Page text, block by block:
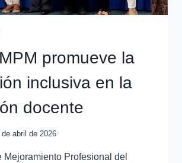
promueve la
inclusiva en la
docente
de abril de 2026
Mejoramiento Profesional del